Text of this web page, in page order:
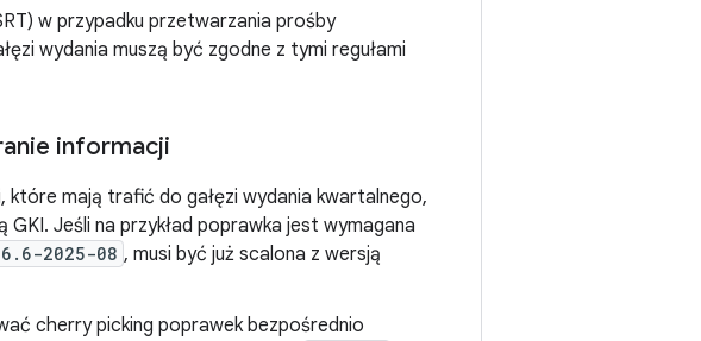
w przypadku przetwarzania prośby
wydania muszą być zgodne z tymi regułami
informacji
które mają trafić do gałęzi wydania kwartalnego,
Jeśli na przykład poprawka jest wymagana
2025-08 , musi być już scalona z wersją
cherry picking poprawek bezpośrednio